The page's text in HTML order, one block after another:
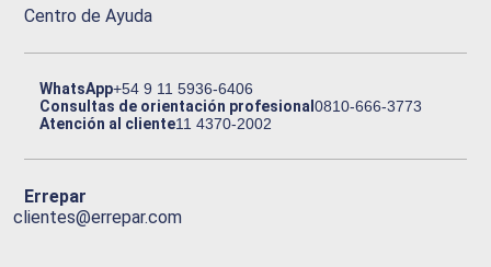
Centro de Ayuda
WhatsApp+54 9 11 5936-6406
Consultas de orientación profesional0810-666-3773
Atención al cliente11 4370-2002
Errepar
clientes@errepar.com